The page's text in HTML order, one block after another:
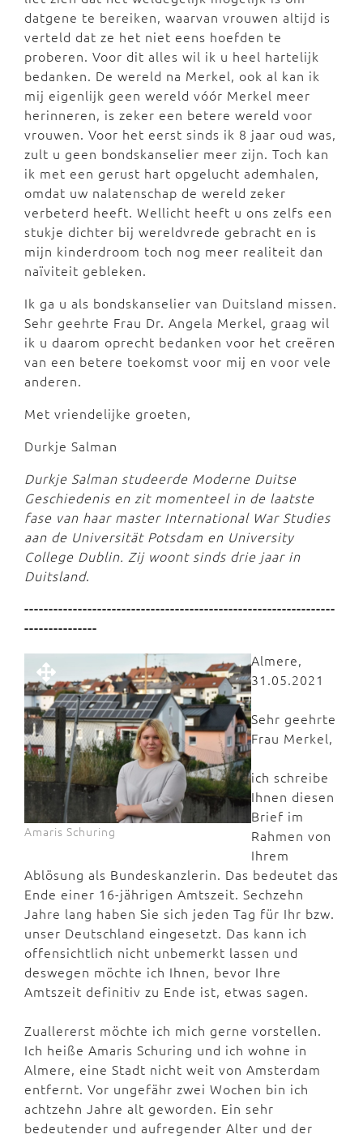
datgene te bereiken, waarvan vrouwen altijd is
verteld dat ze het niet eens hoefden te
proberen. Voor dit alles wil ik u heel hartelijk
bedanken. De wereld na Merkel, ook al kan ik
mij eigenlijk geen wereld vóór Merkel meer
herinneren, is zeker een betere wereld voor
vrouwen. Voor het eerst sinds ik 8 jaar oud was,
zult u geen bondskanselier meer zijn. Toch kan
ik met een gerust hart opgelucht ademhalen,
omdat uw nalatenschap de wereld zeker
verbeterd heeft. Wellicht heeft u ons zelfs een
stukje dichter bij wereldvrede gebracht en is
mijn kinderdroom toch nog meer realiteit dan
naïviteit gebleken.
Ik ga u als bondskanselier van Duitsland missen.
Sehr geehrte Frau Dr. Angela Merkel, graag wil
ik u daarom oprecht bedanken voor het creëren
van een betere toekomst voor mij en voor vele
anderen.
Met vriendelijke groeten,
Durkje Salman
Durkje Salman studeerde Moderne Duitse
Geschiedenis en zit momenteel in de laatste
fase van haar master International War Studies
aan de Universität Potsdam en University
College Dublin. Zij woont sinds drie jaar in
Duitsland.
----------------------------------------------------------------
---------------
Amaris Schuring
Almere,
31.05.2021
Sehr geehrte
Frau Merkel,
ich schreibe
Ihnen diesen
Brief im
Rahmen von
Ihrem
Ablösung als Bundeskanzlerin. Das bedeutet das
Ende einer 16-jährigen Amtszeit. Sechzehn
Jahre lang haben Sie sich jeden Tag für Ihr bzw.
unser Deutschland eingesetzt. Das kann ich
offensichtlich nicht unbemerkt lassen und
deswegen möchte ich Ihnen, bevor Ihre
Amtszeit definitiv zu Ende ist, etwas sagen.
Zuallererst möchte ich mich gerne vorstellen.
Ich heiße Amaris Schuring und ich wohne in
Almere, eine Stadt nicht weit von Amsterdam
entfernt. Vor ungefähr zwei Wochen bin ich
achtzehn Jahre alt geworden. Ein sehr
bedeutender und aufregender Alter und der